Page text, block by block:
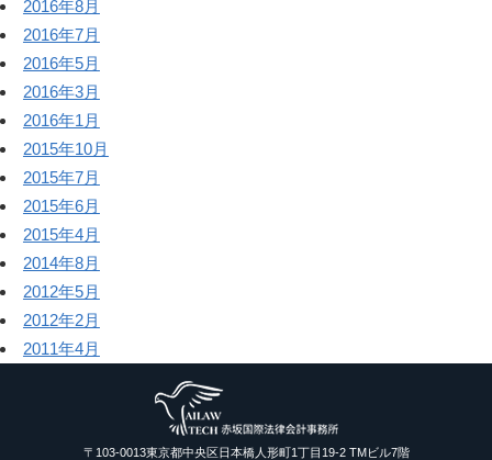
2016年8月
2016年7月
2016年5月
2016年3月
2016年1月
2015年10月
2015年7月
2015年6月
2015年4月
2014年8月
2012年5月
2012年2月
2011年4月
〒103-0013東京都中央区日本橋人形町1丁目19-2 TMビル7階